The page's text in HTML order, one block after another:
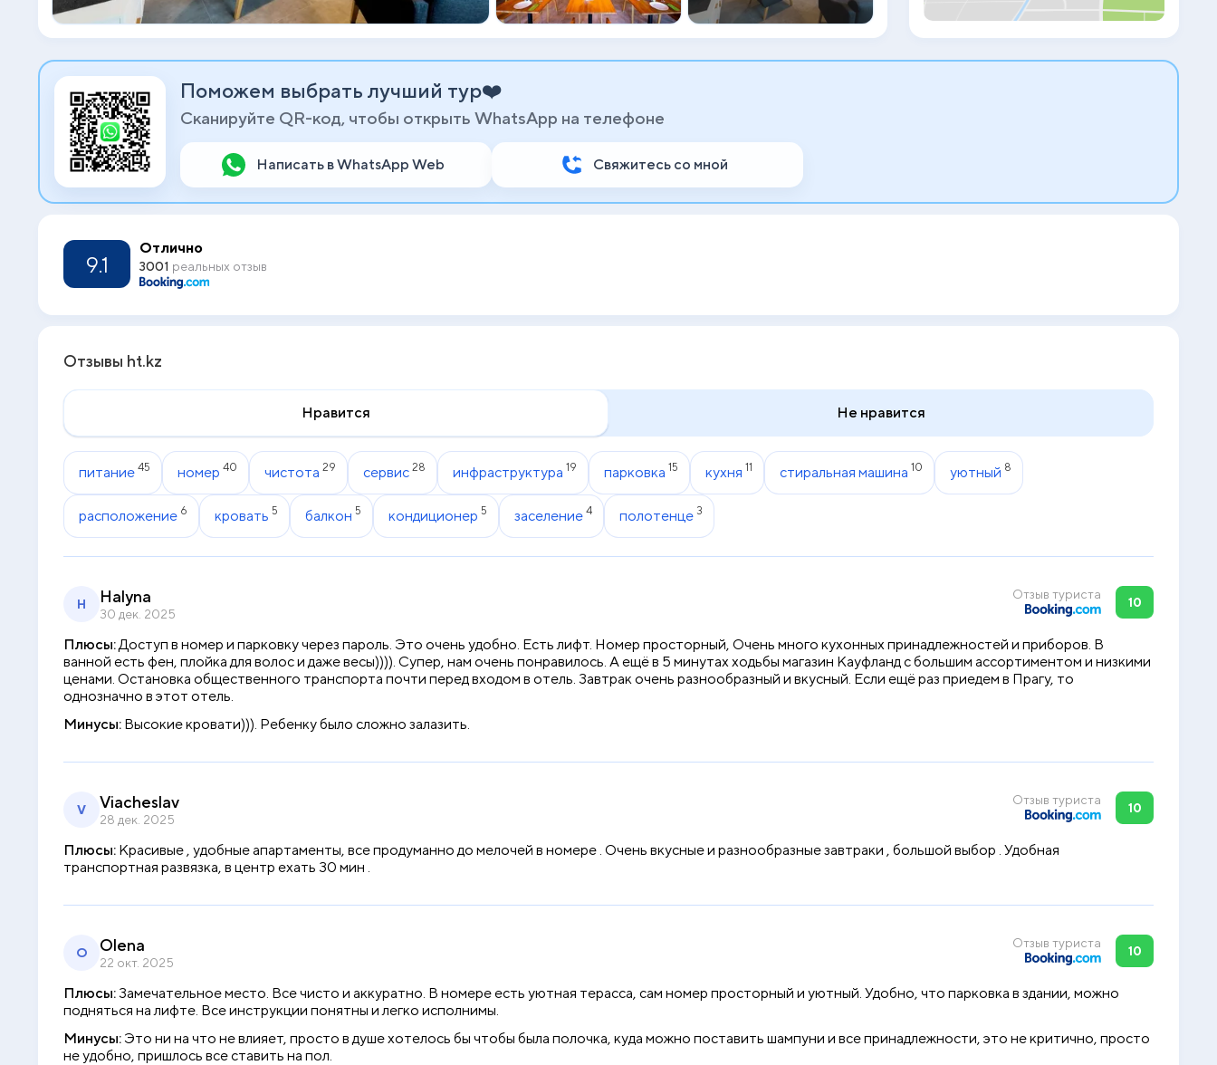
парковочных мест, в том числе есть
парковочное место для гостей с
ограниченными физическими
(остановка Želivského) за 5 минут.
Поможем выбрать лучший тур❤️
Сканируйте QR-код, чтобы открыть WhatsApp на телефоне
Написать в WhatsApp Web Свяжитесь со мной
9.1
Отлично
3001 реальных отзыв
Отзывы ht.kz
Нравится Не нравится
питание 45 номер 40 чистота 29 сервис 28 инфраструктура 19 парковка 15 кухня 11 стиральная машина 10 уютный 8
расположение 6 кровать 5 балкон 5 кондиционер 5 заселение 4 полотенце 3
H Halyna
30 дек. 2025
Отзыв туриста
10
Плюсы:Доступ в номер и парковку через пароль. Это очень удобно. Есть лифт. Номер просторный, Очень много кухонных принадлежностей и приборов. В
ванной есть фен, плойка для волос и даже весы)))). Супер, нам очень понравилось. А ещё в 5 минутах ходьбы магазин Кауфланд с большим ассортиментом и низкими
ценами. Остановка общественного транспорта почти перед входом в отель. Завтрак очень разнообразный и вкусный. Если ещё раз приедем в Прагу, то
однозначно в этот отель.
Минусы: Высокие кровати))). Ребенку было сложно залазить.
V Viacheslav
28 дек. 2025
Отзыв туриста
10
Плюсы: Красивые , удобные апартаменты, все продуманно до мелочей в номере . Очень вкусные и разнообразные завтраки , большой выбор . Удобная
транспортная развязка, в центр ехать 30 мин .
O Olena
22 окт. 2025
Отзыв туриста
10
Плюсы:Замечательное место. Все чисто и аккуратно. В номере есть уютная терасса, сам номер просторный и уютный. Удобно, что парковка в здании, можно
подняться на лифте. Все инструкции понятны и легко исполнимы.
Минусы: Это ни на что не влияет, просто в душе хотелось бы чтобы была полочка, куда можно поставить шампуни и все принадлежности, это не критично, просто
не удобно, пришлось все ставить на пол.